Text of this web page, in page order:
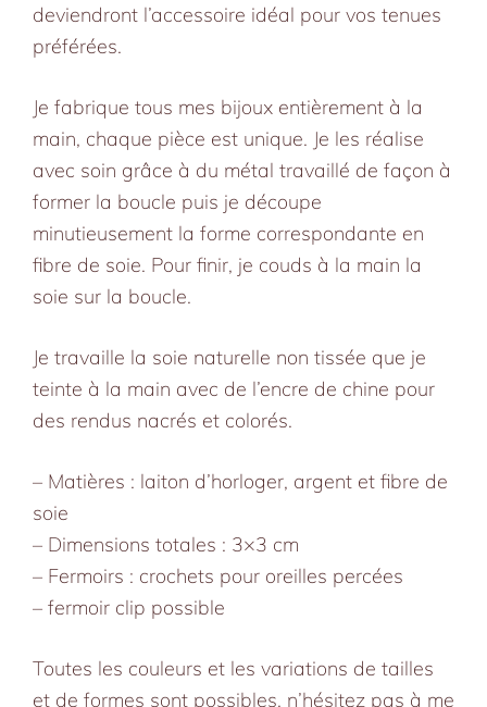
deviendront l’accessoire idéal pour vos tenues
préférées.
Je fabrique tous mes bijoux entièrement à la
main, chaque pièce est unique. Je les réalise
avec soin grâce à du métal travaillé de façon à
former la boucle puis je découpe
minutieusement la forme correspondante en
fibre de soie. Pour finir, je couds à la main la
soie sur la boucle.
Je travaille la soie naturelle non tissée que je
teinte à la main avec de l’encre de chine pour
des rendus nacrés et colorés.
– Matières : laiton d’horloger, argent et fibre de
soie
– Dimensions totales : 3×3 cm
– Fermoirs : crochets pour oreilles percées
– fermoir clip possible
Toutes les couleurs et les variations de tailles
et de formes sont possibles, n’hésitez pas à me